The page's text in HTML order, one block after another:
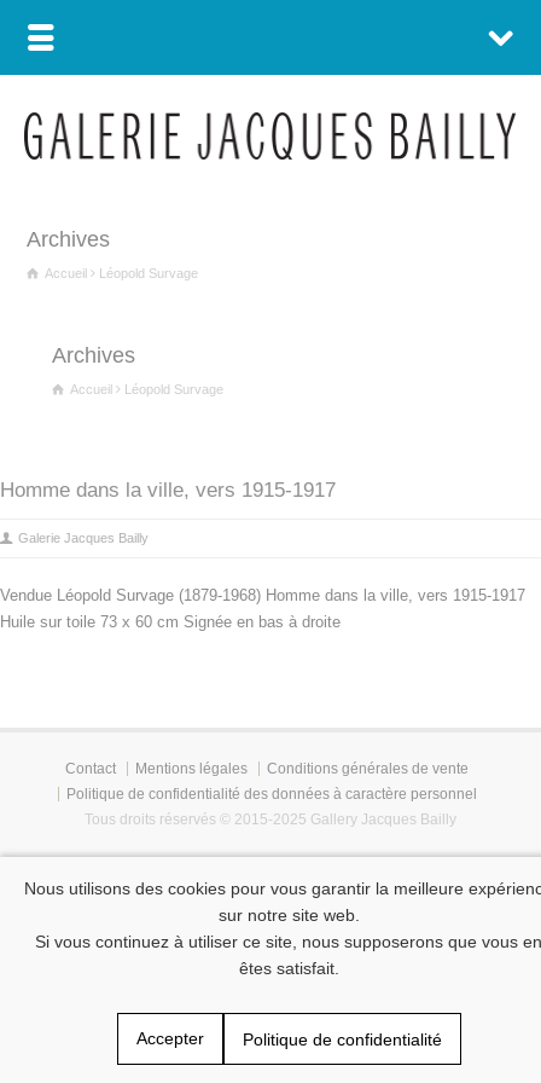
Archives
Accueil Léopold Survage
Archives
Accueil Léopold Survage
Homme dans la ville, vers 1915-1917
Galerie Jacques Bailly
Vendue Léopold Survage (1879-1968) Homme dans la ville, vers 1915-1917
Huile sur toile 73 x 60 cm Signée en bas à droite
Contact Mentions légales
Conditions générales de vente
Politique de confidentialité des données à caractère personnel
Tous droits réservés © 2015-2025 Gallery Jacques Bailly
Nous utilisons des cookies pour vous garantir la meilleure
sur notre site web.
Si vous continuez à utiliser ce site, nous supposerons que vous en
êtes satisfait.
Accepter Politique de confidentialité